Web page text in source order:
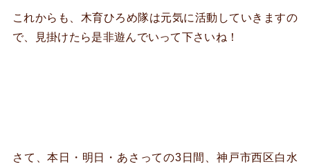
これからも、木育ひろめ隊は元気に活動していきますの
で、見掛けたら是非遊んでいって下さいね！
さて、本日・明日・あさっての3日間、神戸市西区白水